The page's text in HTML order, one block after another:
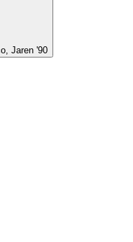
Jaren '90